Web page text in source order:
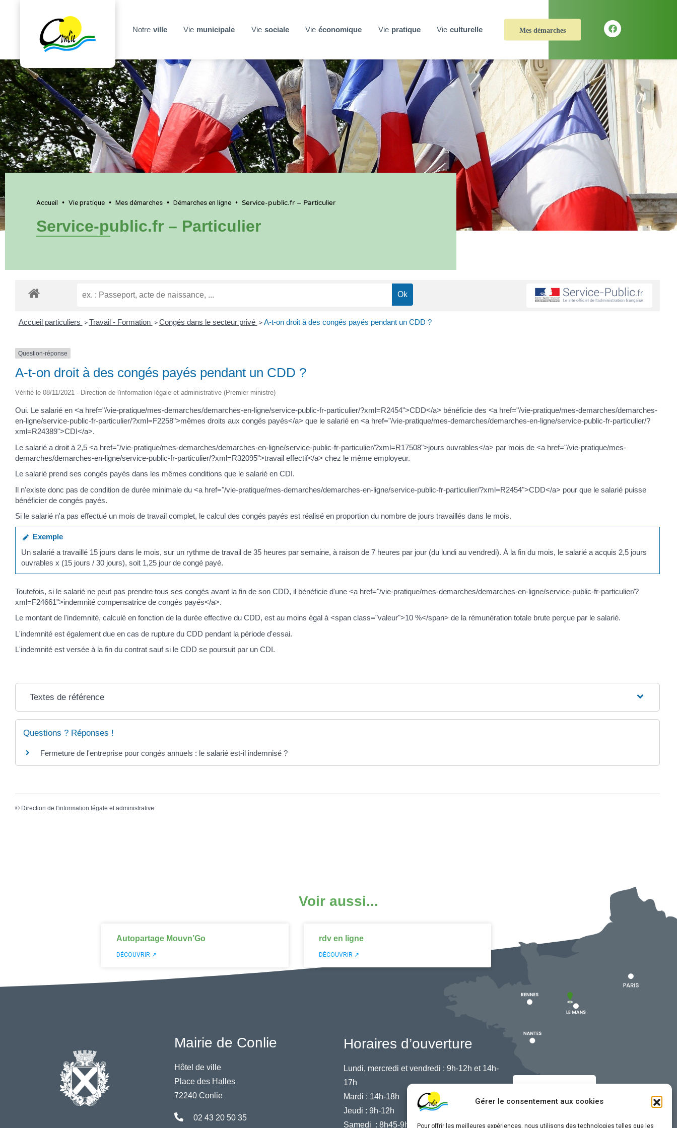
Gérer le consentement aux cookies
Pour offrir les meilleures expériences, nous utilisons des technologies telles que les
Notre ville Vie municipale Vie sociale Vie économique Vie pratique Vie culturelle Mes démarches
Accueil • Vie pratique • Mes démarches • Démarches en ligne • Service-public.fr – Particulier
Service-public.fr – Particulier
Accueil particuliers > Travail - Formation > Congés dans le secteur privé > A-t-on droit à des congés payés pendant un CDD ?
Question-réponse
A-t-on droit à des congés payés pendant un CDD ?
Vérifié le 08/11/2021 - Direction de l'information légale et administrative (Premier ministre)
Oui. Le salarié en <a href="/vie-pratique/mes-demarches/demarches-en-ligne/service-public-fr-particulier/?xml=R2454">CDD</a> bénéficie des <a href="/vie-pratique/mes-demarches/demarches-
en-ligne/service-public-fr-particulier/?xml=F2258">mêmes droits aux congés payés</a> que le salarié en <a href="/vie-pratique/mes-demarches/demarches-en-ligne/service-public-fr-particulier/?
xml=R24389">CDI</a>.
Le salarié a droit à 2,5 <a href="/vie-pratique/mes-demarches/demarches-en-ligne/service-public-fr-particulier/?xml=R17508">jours ouvrables</a> par mois de <a href="/vie-pratique/mes-
demarches/demarches-en-ligne/service-public-fr-particulier/?xml=R32095">travail effectif</a> chez le même employeur.
Le salarié prend ses congés payés dans les mêmes conditions que le salarié en CDI.
Il n'existe donc pas de condition de durée minimale du <a href="/vie-pratique/mes-demarches/demarches-en-ligne/service-public-fr-particulier/?xml=R2454">CDD</a> pour que le salarié puisse
bénéficier de congés payés.
Si le salarié n'a pas effectué un mois de travail complet, le calcul des congés payés est réalisé en proportion du nombre de jours travaillés dans le mois.
Exemple
Un salarié a travaillé 15 jours dans le mois, sur un rythme de travail de 35 heures par semaine, à raison de 7 heures par jour (du lundi au vendredi). À la fin du mois, le salarié a acquis 2,5 jours
ouvrables x (15 jours / 30 jours), soit 1,25 jour de congé payé.
Toutefois, si le salarié ne peut pas prendre tous ses congés avant la fin de son CDD, il bénéficie d'une <a href="/vie-pratique/mes-demarches/demarches-en-ligne/service-public-fr-particulier/?
xml=F24661">indemnité compensatrice de congés payés</a>.
Le montant de l'indemnité, calculé en fonction de la durée effective du CDD, est au moins égal à <span class="valeur">10 %</span> de la rémunération totale brute perçue par le salarié.
L'indemnité est également due en cas de rupture du CDD pendant la période d'essai.
L'indemnité est versée à la fin du contrat sauf si le CDD se poursuit par un CDI.
Textes de référence
Questions ? Réponses !
Fermeture de l'entreprise pour congés annuels : le salarié est-il indemnisé ?
© Direction de l'information légale et administrative
Voir aussi...
Autopartage Mouvn’Go
DÉCOUVRIR ↗
rdv en ligne
DÉCOUVRIR ↗
Mairie de Conlie
Hôtel de ville
Place des Halles
72240 Conlie
02 43 20 50 35
Horaires d’ouverture
Lundi, mercredi et vendredi : 9h-12h et 14h-
17h
Mardi : 14h-18h
Jeudi : 9h-12h
Samedi : 8h45-9h45